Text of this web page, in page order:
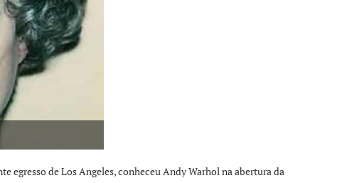
egresso de Los Angeles, conheceu Andy Warhol na abertura da